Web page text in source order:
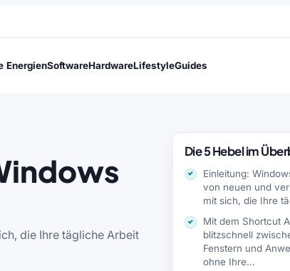
EnergienSoftwareHardwareLifestyleGuides
die Ihre tägliche Arbeit
Die 5 Hebel im
Einleitung:
von neuen und
mit sich, die Ihre
Mit dem Shortcut
blitzschnell
Fenstern und
ohne Ihre…